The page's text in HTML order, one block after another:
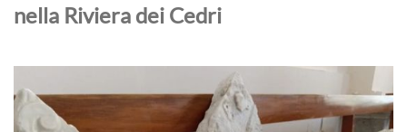
nella Riviera dei Cedri